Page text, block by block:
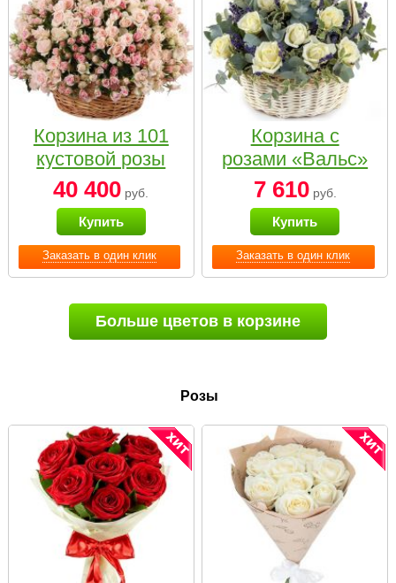
Заказать в один клик
Корзина из 101
кустовой розы
нежных тонов
40 400 руб.
Купить
Заказать в один клик
Корзина с
розами «Вальс»
7 610руб.
Купить
Больше цветов в корзине
Розы